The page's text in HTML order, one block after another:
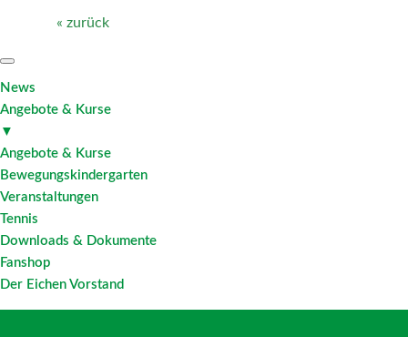
« zurück
News
Angebote & Kurse
▼
Angebote & Kurse
Bewegungskindergarten
Veranstaltungen
Tennis
Downloads & Dokumente
Fanshop
Der Eichen Vorstand